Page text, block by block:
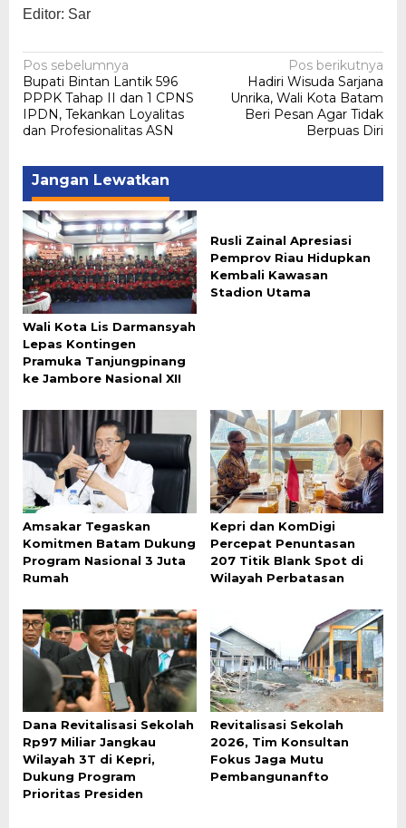
Editor: Sar
Navigasi
pos
Pos sebelumnya
Bupati Bintan Lantik 596
PPPK Tahap II dan 1 CPNS
IPDN, Tekankan Loyalitas
dan Profesionalitas ASN
Pos berikutnya
Hadiri Wisuda Sarjana
Unrika, Wali Kota Batam
Beri Pesan Agar Tidak
Berpuas Diri
Jangan Lewatkan
Wali Kota Lis Darmansyah
Lepas Kontingen
Pramuka Tanjungpinang
ke Jambore Nasional XII
Rusli Zainal Apresiasi
Pemprov Riau Hidupkan
Kembali Kawasan
Stadion Utama
Amsakar Tegaskan
Komitmen Batam Dukung
Program Nasional 3 Juta
Rumah
Kepri dan KomDigi
Percepat Penuntasan
207 Titik Blank Spot di
Wilayah Perbatasan
Dana Revitalisasi Sekolah
Rp97 Miliar Jangkau
Wilayah 3T di Kepri,
Dukung Program
Prioritas Presiden
Revitalisasi Sekolah
2026, Tim Konsultan
Fokus Jaga Mutu
Pembangunanfto